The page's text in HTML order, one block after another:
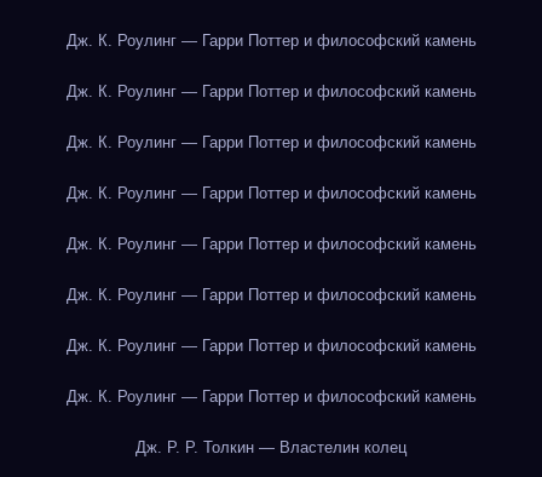
Дж. К. Роулинг — Гарри Поттер и философский камень
Дж. К. Роулинг — Гарри Поттер и философский камень
Дж. К. Роулинг — Гарри Поттер и философский камень
Дж. К. Роулинг — Гарри Поттер и философский камень
Дж. К. Роулинг — Гарри Поттер и философский камень
Дж. К. Роулинг — Гарри Поттер и философский камень
Дж. К. Роулинг — Гарри Поттер и философский камень
Дж. К. Роулинг — Гарри Поттер и философский камень
Дж. Р. Р. Толкин — Властелин колец